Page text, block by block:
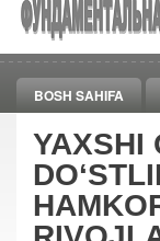
BOSH SAHIFA
YAXSHI